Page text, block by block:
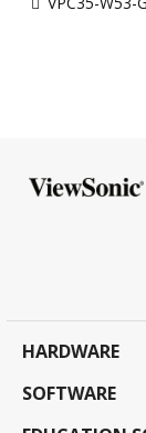
HARDWARE
SOFTWARE